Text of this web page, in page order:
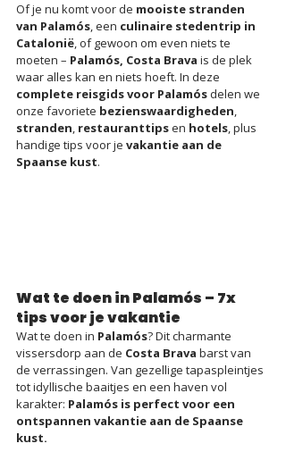
Of je nu komt voor de mooiste stranden
van Palamós, een culinaire stedentrip in
Catalonië, of gewoon om even niets te
moeten – Palamós, Costa Brava is de plek
waar alles kan en niets hoeft. In deze
complete reisgids voor Palamós delen we
onze favoriete bezienswaardigheden,
stranden, restauranttips en hotels, plus
handige tips voor je vakantie aan de
Spaanse kust.
Wat te doen in Palamós – 7x
tips voor je vakantie
Wat te doen in Palamós? Dit charmante
vissersdorp aan de Costa Brava barst van
de verrassingen. Van gezellige tapaspleintjes
tot idyllische baaitjes en een haven vol
karakter: Palamós is perfect voor een
ontspannen vakantie aan de Spaanse
kust.